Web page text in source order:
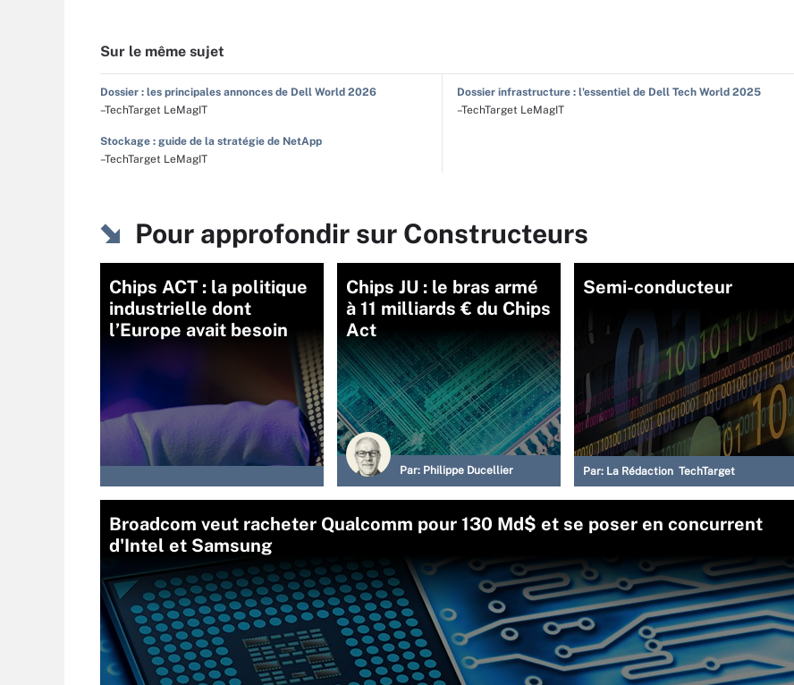
Sur le même sujet
Dossier : les principales annonces de Dell World 2026
–TechTarget LeMagIT
Dossier infrastructure : l'essentiel de Dell Tech World 2025
–TechTarget LeMagIT
Stockage : guide de la stratégie de NetApp
–TechTarget LeMagIT
Pour approfondir sur Constructeurs
Chips ACT : la politique
industrielle dont
l’Europe avait besoin
Chips JU : le bras armé
à 11 milliards € du Chips
Act
Par: Philippe Ducellier
Semi-conducteur
Par: La Rédaction TechTarget
Broadcom veut racheter Qualcomm pour 130 Md$ et se poser en concurrent
d'Intel et Samsung